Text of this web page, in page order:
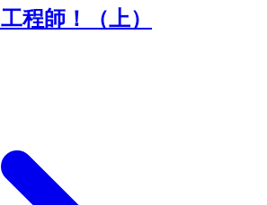
程師！（上）